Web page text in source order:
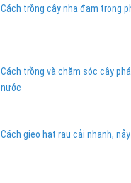
Cách trồng cây nha đam trong
Cách trồng và chăm sóc cây
nước
Cách gieo hạt rau cải nhanh,